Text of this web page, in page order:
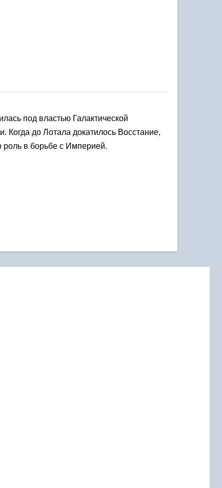
под властью Галактической
до Лотала докатилось Восстание,
роль в борьбе с Империей.